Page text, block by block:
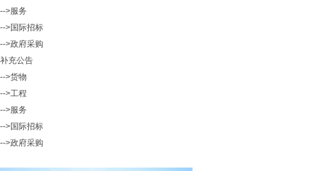
-->服务
-->国际招标
-->政府采购
补充公告
-->货物
-->工程
-->服务
-->国际招标
-->政府采购